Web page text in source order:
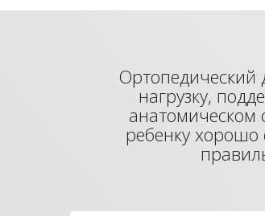
нагрузку,
анатомическом
ребенку хорошо